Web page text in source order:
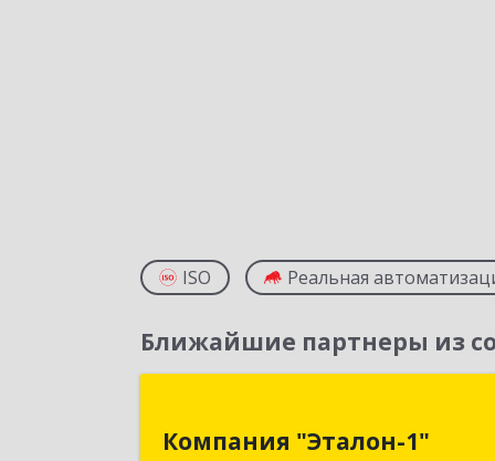
ISO Реальная
Ближайшие партнеры из
Компания "Эталон-1"